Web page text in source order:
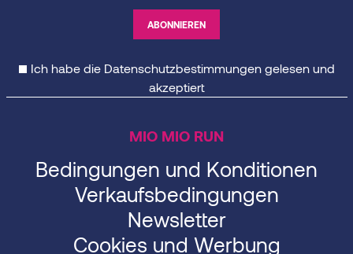
Ich habe die Datenschutzbestimmungengelesen und
akzeptiert
MIO MIO RUN
Bedingungen und Konditionen
Verkaufsbedingungen
Newsletter
Cookies und Werbung